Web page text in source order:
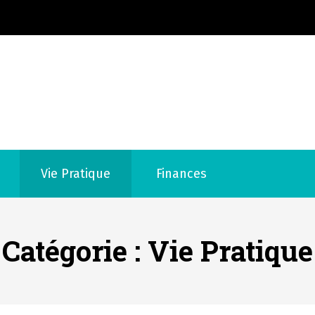
Vie Pratique Finances
Catégorie : Vie Pratique